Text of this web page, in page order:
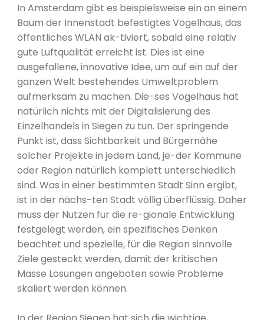
In Amsterdam gibt es beispielsweise ein an einem
Baum der Innenstadt befestigtes Vogelhaus, das
öffentliches WLAN ak-tiviert, sobald eine relativ
gute Luftqualität erreicht ist. Dies ist eine
ausgefallene, innovative Idee, um auf ein auf der
ganzen Welt bestehendes Umweltproblem
aufmerksam zu machen. Die-ses Vogelhaus hat
natürlich nichts mit der Digitalisierung des
Einzelhandels in Siegen zu tun. Der springende
Punkt ist, dass Sichtbarkeit und Bürgernähe
solcher Projekte in jedem Land, je-der Kommune
oder Region natürlich komplett unterschiedlich
sind. Was in einer bestimmten Stadt Sinn ergibt,
ist in der nächs-ten Stadt völlig überflüssig. Daher
muss der Nutzen für die re-gionale Entwicklung
festgelegt werden, ein spezifisches Denken
beachtet und spezielle, für die Region sinnvolle
Ziele gesteckt werden, damit der kritischen
Masse Lösungen angeboten sowie Probleme
skaliert werden können.